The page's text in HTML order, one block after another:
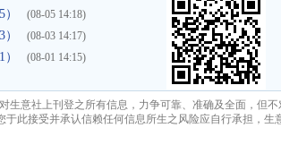
(08-05 14:18)
(08-03 14:17)
(08-01 14:15)
生意社上刊登之所有信息，力争可靠、准确及全面，但不
此接受并承认信赖任何信息所生之风险应自行承担，生